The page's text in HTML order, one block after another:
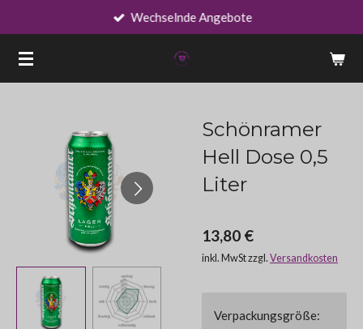
springen
Wechselnde Angebote
Schönramer
Hell Dose 0,5
Liter
13,80 €
inkl. MwSt zzgl. Versandkosten
Verpackungsgröße: